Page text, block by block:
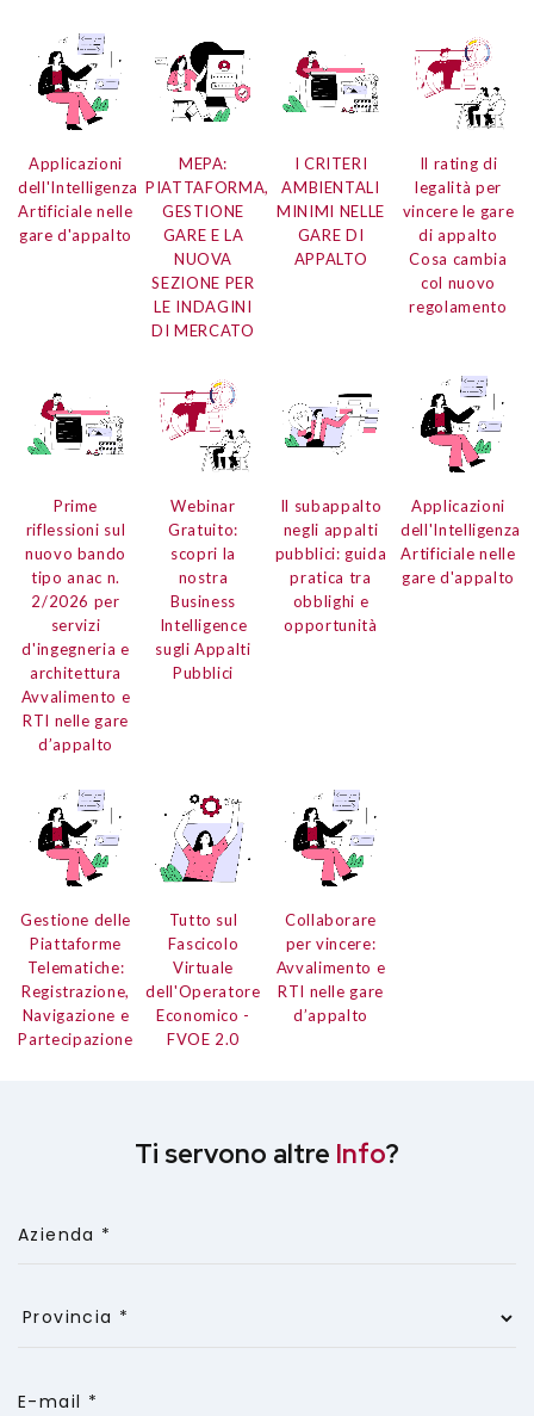
Applicazioni
dell'Intelligenza
Artificialenelle
gare d'appalto
MEPA:
PIATTAFORMA,
GESTIONE
GARE E LA
NUOVA
SEZIONE PER
LE INDAGINI
DI MERCATO
I CRITERI
AMBIENTALI
MINIMI NELLE
GARE DI
APPALTO
Il rating di
legalità per
vincere le gare
di appalto
Cosa cambia
col nuovo
regolamento
Prime
riflessioni sul
nuovo bando
tipo anac n.
2/2026 per
servizi
d'ingegneria e
architettura
Avvalimento e
RTI nelle gare
d’appalto
Webinar
Gratuito:
scopri la
nostra
Business
Intelligence
sugli Appalti
Pubblici
Il subappalto
negli appalti
pubblici: guida
pratica tra
obblighi e
opportunità
Applicazioni
dell'Intelligenza
Artificialenelle
gare d'appalto
Gestione delle
Piattaforme
Telematiche:
Registrazione,
Navigazione e
Partecipazione
Tutto sul
Fascicolo
Virtuale
dell'Operatore
Economico -
FVOE 2.0
Collaborare
per vincere:
Avvalimento e
RTI nelle gare
d’appalto
Ti servono altre Info?
Azienda *
E-mail *